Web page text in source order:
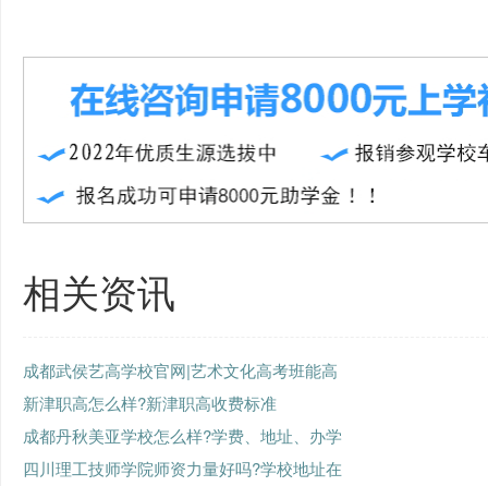
相关资讯
成都武侯艺高学校官网|艺术文化高考班能高
新津职高怎么样?新津职高收费标准
成都丹秋美亚学校怎么样?学费、地址、办学
四川理工技师学院师资力量好吗?学校地址在